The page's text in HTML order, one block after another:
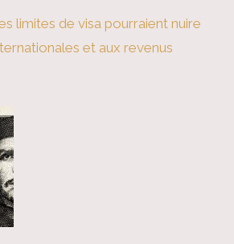
limites de visa pourraient nuire
et aux revenus